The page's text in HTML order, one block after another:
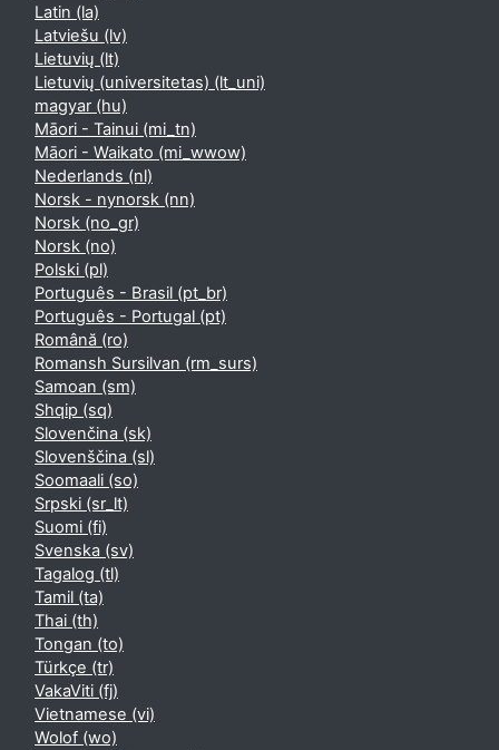
Latin ‎(la)‎
Latviešu ‎(lv)‎
Lietuvių ‎(lt)‎
Lietuvių (universitetas) ‎(lt_uni)‎
magyar ‎(hu)‎
Māori - Tainui ‎(mi_tn)‎
Māori - Waikato ‎(mi_wwow)‎
Nederlands ‎(nl)‎
Norsk - nynorsk ‎(nn)‎
Norsk ‎(no_gr)‎
Norsk ‎(no)‎
Polski ‎(pl)‎
Português - Brasil ‎(pt_br)‎
Português - Portugal ‎(pt)‎
Română ‎(ro)‎
Romansh Sursilvan ‎(rm_surs)‎
Samoan ‎(sm)‎
Shqip ‎(sq)‎
Slovenčina ‎(sk)‎
Slovenščina ‎(sl)‎
Soomaali ‎(so)‎
Srpski ‎(sr_lt)‎
Suomi ‎(fi)‎
Svenska ‎(sv)‎
Tagalog ‎(tl)‎
Tamil ‎(ta)‎
Thai ‎(th)‎
Tongan ‎(to)‎
Türkçe ‎(tr)‎
VakaViti ‎(fj)‎
Vietnamese ‎(vi)‎
Wolof ‎(wo)‎